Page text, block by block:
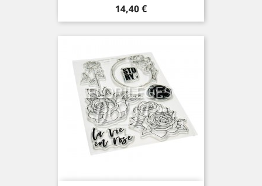
Prix
14,40 €